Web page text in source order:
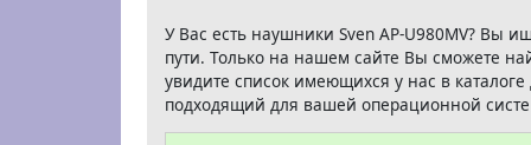
У Вас есть наушники Sven AP-U980MV? Вы
пути. Только на нашем сайте Вы сможете
увидите список имеющихся у нас в
подходящий для вашей операционной